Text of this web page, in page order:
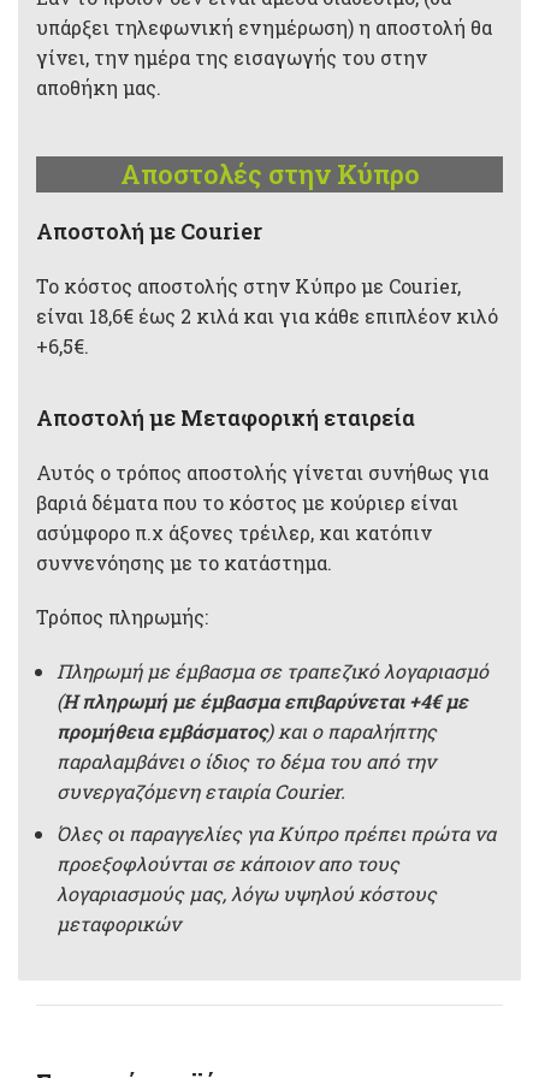
υπάρξει τηλεφωνική ενημέρωση) η αποστολή θα
γίνει, την ημέρα της εισαγωγής του στην
αποθήκη μας.
Αποστολές στην Κύπρο
Aποστολή με Courier
Το κόστος αποστολής στην Κύπρο με Courier,
είναι 18,6€ έως 2 κιλά και για κάθε επιπλέον κιλό
+6,5€.
Αποστολή με Μεταφορική εταιρεία
Αυτός ο τρόπος αποστολής γίνεται συνήθως για
βαριά δέματα που το κόστος με κούριερ είναι
ασύμφορο π.χ άξονες τρέιλερ, και κατόπιν
συννενόησης με το κατάστημα.
Τρόπος πληρωμής:
Πληρωμή με έμβασμα σε τραπεζικό λογαριασμό
(Η πληρωμή με έμβασμα επιβαρύνεται +4€ με
προμήθεια εμβάσματος) και ο παραλήπτης
παραλαμβάνει ο ίδιος το δέμα του από την
συνεργαζόμενη εταιρία Courier.
Όλες οι παραγγελίες για Κύπρο πρέπει πρώτα να
προεξοφλούνται σε κάποιον απο τους
λογαριασμούς μας, λόγω υψηλού κόστους
μεταφορικών